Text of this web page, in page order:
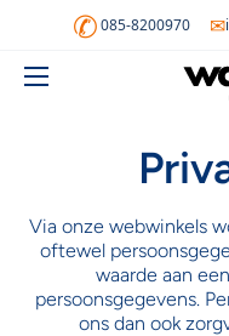
Doorgaan naar artikel
Via onze webwinkels
oftewel
waarde aan
persoonsgegevens.
ons dan ook
✆085-8200970 ✉